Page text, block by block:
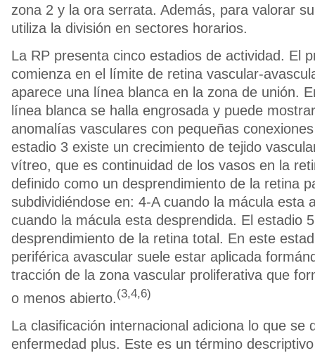
zona 2 y la ora serrata. Además, para valorar
utiliza la división en sectores horarios.
La RP presenta cinco estadios de actividad. El
comienza en el límite de retina vascular-
aparece una línea blanca en la zona de unión.
línea blanca se halla engrosada y puede
anomalías vasculares con pequeñas
estadio 3 existe un crecimiento de tejido
vítreo, que es continuidad de los vasos en la
definido como un desprendimiento de la retina
subdividiéndose en: 4-A cuando la mácula esta
cuando la mácula esta desprendida. El estadio
desprendimiento de la retina total. En este
periférica avascular suele estar aplicada
tracción de la zona vascular proliferativa que
o menos abierto.(3,4,6)
La clasificación internacional adiciona lo que se
enfermedad plus. Este es un término